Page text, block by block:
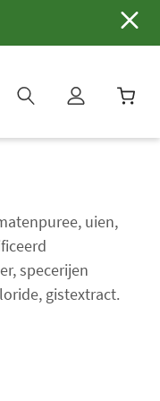
uien,
specerijen
gistextract.